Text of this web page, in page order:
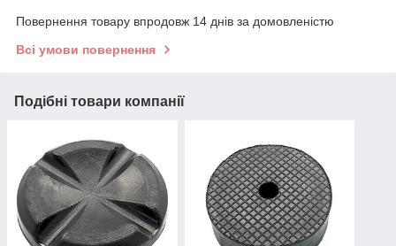
Повернення товару впродовж 14 днів за домовленістю
Всі умови повернення
Подібні товари компанії